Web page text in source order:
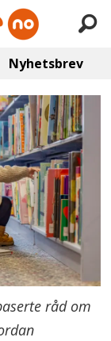
Nyhetsbrev
råd om